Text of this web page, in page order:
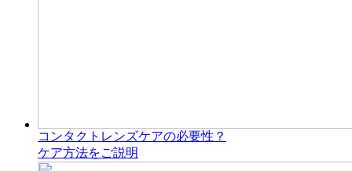
コンタクトレンズケアの必要性？
ケア方法をご説明